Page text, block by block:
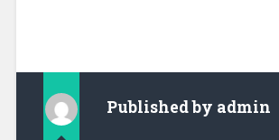
Published by admin